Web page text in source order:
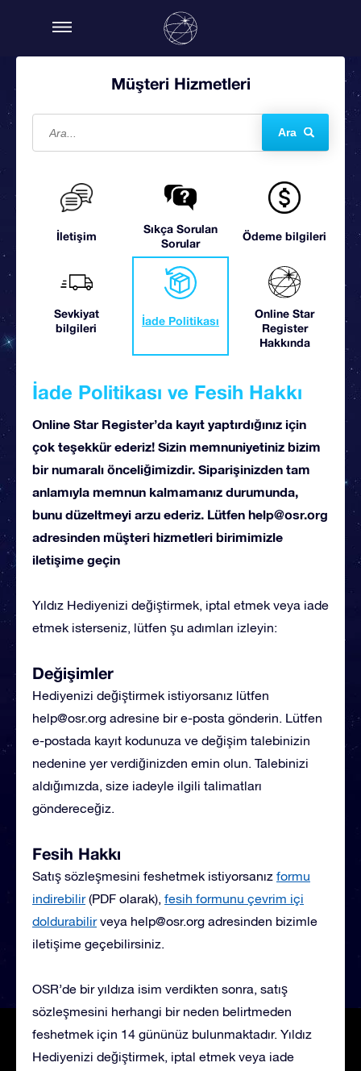
Müşteri Hizmetleri
Ara
İletişim
Sıkça Sorulan
Sorular
Ödeme bilgileri
Sevkiyat
bilgileri
İade Politikası
Online Star
Register
Hakkında
İade Politikası ve Fesih Hakkı
Online Star Register’da kayıt yaptırdığınız için
çok teşekkür ederiz! Sizin memnuniyetiniz bizim
bir numaralı önceliğimizdir. Siparişinizden tam
anlamıyla memnun kalmamanız durumunda,
bunu düzeltmeyi arzu ederiz. Lütfen help@osr.org
adresinden müşteri hizmetleri birimimizle
iletişime geçin
Yıldız Hediyenizi değiştirmek, iptal etmek veya iade
etmek isterseniz, lütfen şu adımları izleyin:
Değişimler
Hediyenizi değiştirmek istiyorsanız lütfen
help@osr.org adresine bir e-posta gönderin. Lütfen
e-postada kayıt kodunuza ve değişim talebinizin
nedenine yer verdiğinizden emin olun. Talebinizi
aldığımızda, size iadeyle ilgili talimatları
göndereceğiz.
Fesih Hakkı
Satış sözleşmesini feshetmek istiyorsanız formu
indirebilir(PDF olarak), fesih formunu çevrim içi
doldurabilirveya help@osr.org adresinden bizimle
iletişime geçebilirsiniz.
OSR’de bir yıldıza isim verdikten sonra, satış
sözleşmesini herhangi bir neden belirtmeden
feshetmek için 14 gününüz bulunmaktadır. Yıldız
Hediyenizi değiştirmek, iptal etmek veya iade